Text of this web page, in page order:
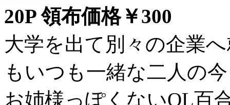
20P 領布価格￥300
大学を出て別々の企業
もいつも一緒な二人の
お姉様っぽくないOL百